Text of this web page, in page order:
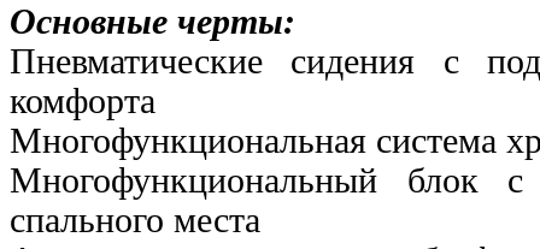
Основные черты:
Пневматические сидения с
комфорта
Многофункциональная система
Многофункциональный блок
спального места